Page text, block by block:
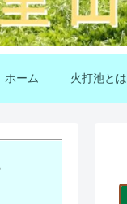
ホーム 火打池とは